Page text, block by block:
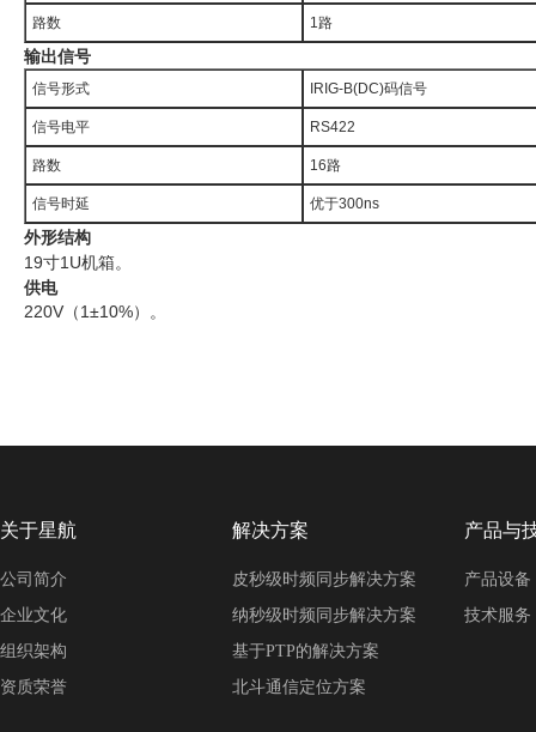
路数 1路
输出信号
信号形式 IRIG-B(DC)码信号
信号电平 RS422
路数 16路
信号时延 优于300ns
外形结构
19寸1U机箱。
供电
220V（1±10%）。
关于星航
公司简介
企业文化
组织架构
资质荣誉
解决方案
皮秒级时频同步解决方案
纳秒级时频同步解决方案
基于PTP的解决方案
北斗通信定位方案
产品与
产品设备
技术服务